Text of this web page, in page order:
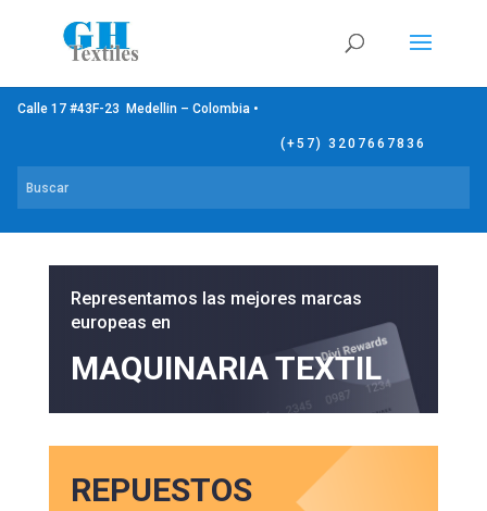
Calle 17 #43F-23 Medellin – Colombia •
(+57) 3207667836
Representamos las mejores marcas
europeas en
MAQUINARIA TEXTIL
REPUESTOS